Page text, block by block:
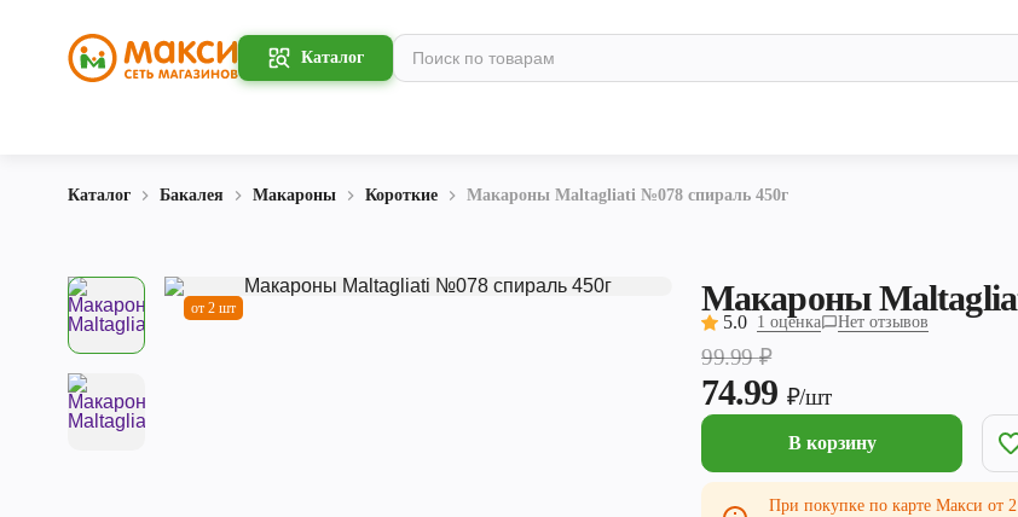
Каталог
Каталог Бакалея Макароны Короткие Макароны Maltagliati №078 спираль 450г
от 2 шт Макароны
5.0 1 оценка Нет отзывов
99.99₽
74.99 ₽/шт
В корзину
При покупке по карте Макси от